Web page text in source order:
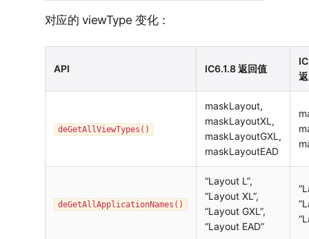
对应的 viewType 变化：
API IC6.1.8 返回值
deGetAllViewTypes()
maskLayout,
maskLayoutXL,
maskLayoutGXL,
maskLayoutEAD
deGetAllApplicationNames()
“Layout L”,
“Layout XL”,
“Layout GXL”,
“Layout EAD”